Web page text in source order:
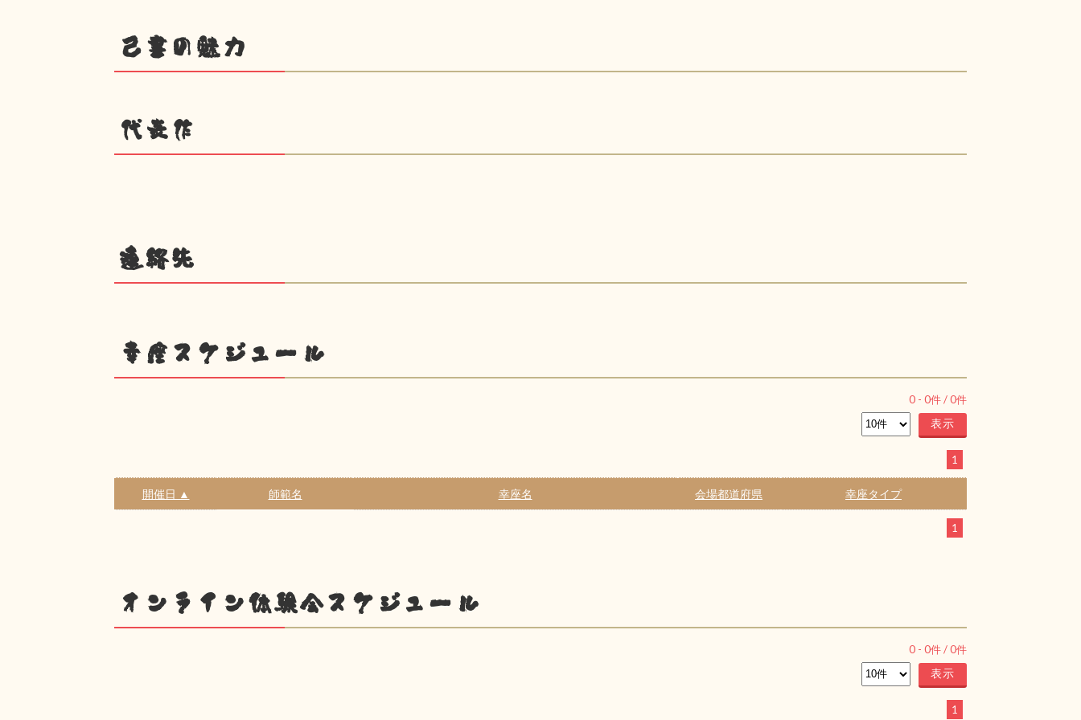
己書の魅力
代表作
連絡先
幸座スケジュール
0 - 0件 /0件
1
開催日 ▲ 師範名 幸座名 会場都道府県 幸座タイプ
1
オンライン体験会スケジュール
0 - 0件 /0件
1